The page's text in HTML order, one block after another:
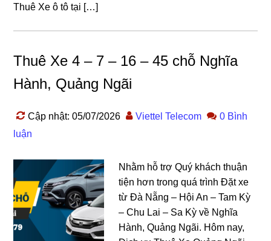
Thuê Xe ô tô tại […]
Thuê Xe 4 – 7 – 16 – 45 chỗ Nghĩa
Hành, Quảng Ngãi
Cập nhật: 05/07/2026 Viettel Telecom
0 Bình
luận
Nhằm hỗ trợ Quý khách thuận
tiện hơn trong quá trình Đặt xe
từ Đà Nẵng – Hội An – Tam Kỳ
– Chu Lai – Sa Kỳ về Nghĩa
Hành, Quảng Ngãi. Hôm nay,